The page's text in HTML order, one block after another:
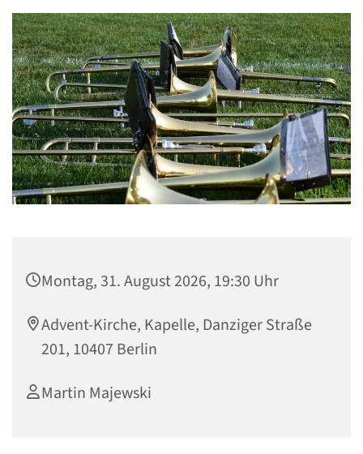
Montag, 31. August 2026, 19:30 Uhr
Advent-Kirche, Kapelle, Danziger Straße
201, 10407 Berlin
Martin Majewski